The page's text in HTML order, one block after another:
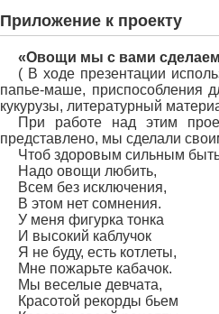
Приложение к проекту
«Овощи мы с вами
( В ходе презентации
папье-маше, приспособления
кукурузы, литературный
При работе над этим
представлено, мы сделали
Чтоб здоровым сильным
Надо овощи любить,
Всем без исключения,
В этом нет сомнения.
У меня фигурка тонка
И высокий каблучок
Я не буду, есть котлеты,
Мне пожарьте кабачок.
Мы веселые девчата,
Красотой рекорды бьем